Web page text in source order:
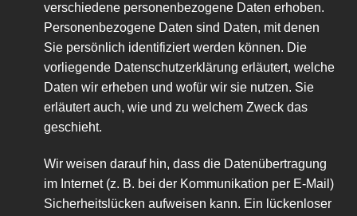
verschiedene personenbezogene Daten erhoben.
Personenbezogene Daten sind Daten, mit denen
Sie persönlich identifiziert werden können. Die
vorliegende Datenschutzerklärung erläutert, welche
Daten wir erheben und wofür wir sie nutzen. Sie
erläutert auch, wie und zu welchem Zweck das
geschieht.
Wir weisen darauf hin, dass die Datenübertragung
im Internet (z. B. bei der Kommunikation per E-Mail)
Sicherheitslücken aufweisen kann. Ein lückenloser